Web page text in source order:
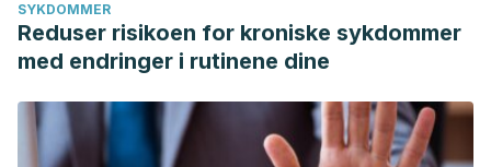
SYKDOMMER
Reduser risikoen for kroniske sykdommer
med endringer i rutinene dine